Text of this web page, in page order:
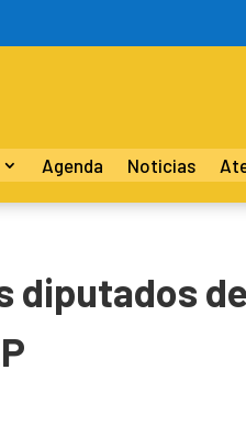
Agenda Noticias
diputados